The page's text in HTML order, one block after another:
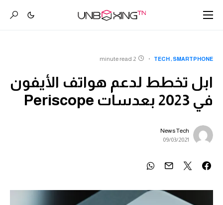
SMARTPHONE
TECH
2 minute read
ابل تخطط لدعم هواتف الأيفون
في 2023 بعدسات Periscope
News Tech
09/03/2021